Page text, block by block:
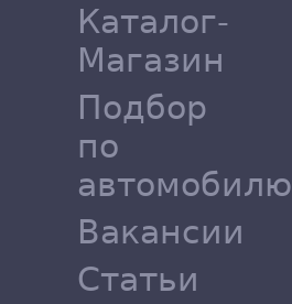
Каталог-
Магазин
Подбор
по
автомобилю
Вакансии
Статьи